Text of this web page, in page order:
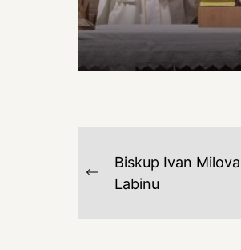
NAVIGACIJA
OBJAVA
Previous
Biskup Ivan
Labinu